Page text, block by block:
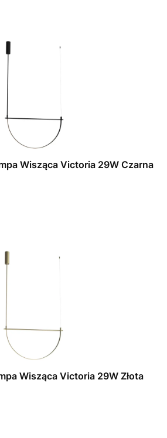
Wisząca Victoria 29W Czarna
Wisząca Victoria 29W Złota